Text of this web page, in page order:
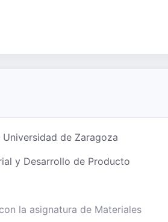
de Zaragoza
y Desarrollo de Producto
la asignatura de Materiales